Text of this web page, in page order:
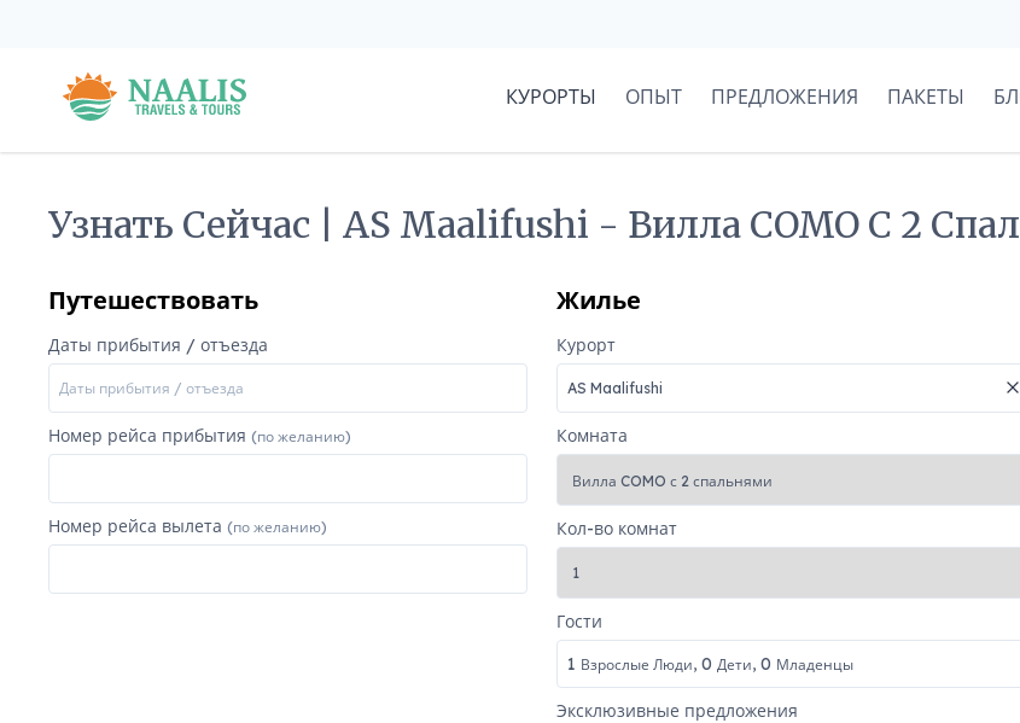
КУРОРТЫ ОПЫТ ПРЕДЛОЖЕНИЯ ПАКЕТЫ
Узнать Сейчас | AS Maalifushi - Вилла COMO С 2
Путешествовать
Даты прибытия / отъезда
Номер рейса прибытия (по желанию)
Номер рейса вылета (по желанию)
Жилье
Курорт
Комната
Кол-во комнат
Гости
1 Взрослые Люди, 0 Дети, 0 Младенцы
Эксклюзивные предложения